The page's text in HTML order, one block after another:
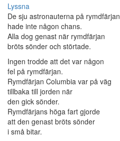
Lyssna
De sju astronauterna på rymdfärjan
hade inte någon chans.
Alla dog genast när rymdfärjan
bröts sönder och störtade.
Ingen trodde att det var någon
fel på rymdfärjan.
Rymdfärjan Columbia var på väg
tillbaka till jorden när
den gick sönder.
Rymdfärjans höga fart gjorde
att den genast bröts sönder
i små bitar.